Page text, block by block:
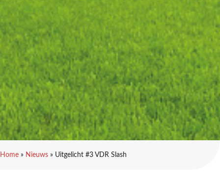
Home » Nieuws » Uitgelicht #3 VDR Slash